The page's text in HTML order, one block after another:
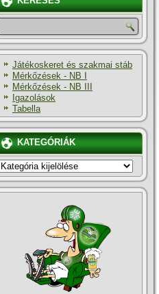
Játékoskeret és szakmai stáb
Mérkőzések - NB I
Mérkőzések - NB III
Igazolások
Tabella
KATEGÓRIÁK
KATEGÓRIÁK